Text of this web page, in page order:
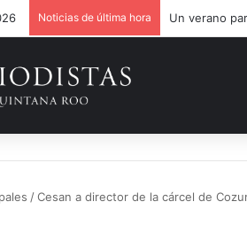
Noticias de última hora Un verano
/Cesan a director de la cárcel de